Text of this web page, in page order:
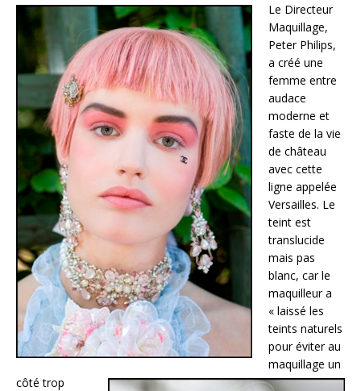
Le Directeur
Maquillage,
Peter Philips,
a créé une
femme entre
audace
moderne et
faste de la vie
de château
avec cette
ligne appelée
Versailles. Le
teint est
translucide
mais pas
blanc, car le
maquilleur a
« laissé les
teints naturels
pour éviter au
maquillage un
côté trop